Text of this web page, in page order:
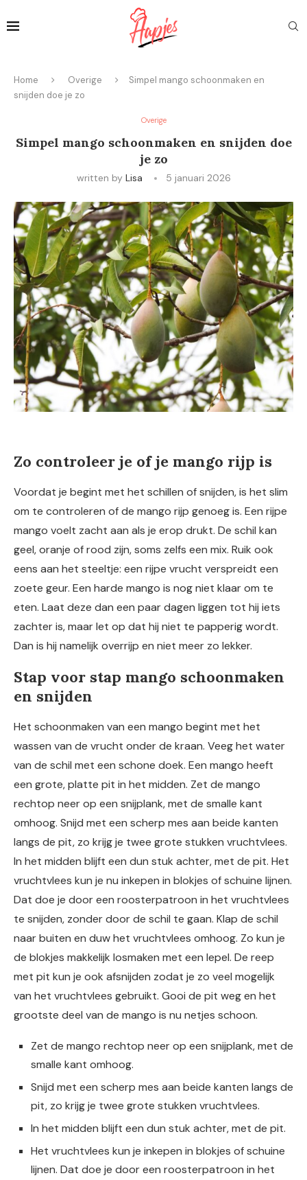
Home Overige
Simpel mango schoonmaken en
snijden doe je zo
Overige
Simpel mango schoonmaken en snijden doe
je zo
written by Lisa 5 januari 2026
Zo controleer je of je mango rijp is
Voordat je begint met het schillen of snijden, is het slim
om te controleren of de mango rijp genoeg is. Een rijpe
mango voelt zacht aan als je erop drukt. De schil kan
geel, oranje of rood zijn, soms zelfs een mix. Ruik ook
eens aan het steeltje: een rijpe vrucht verspreidt een
zoete geur. Een harde mango is nog niet klaar om te
eten. Laat deze dan een paar dagen liggen tot hij iets
zachter is, maar let op dat hij niet te papperig wordt.
Dan is hij namelijk overrijp en niet meer zo lekker.
Stap voor stap mango schoonmaken
en snijden
Het schoonmaken van een mango begint met het
wassen van de vrucht onder de kraan. Veeg het water
van de schil met een schone doek. Een mango heeft
een grote, platte pit in het midden. Zet de mango
rechtop neer op een snijplank, met de smalle kant
omhoog. Snijd met een scherp mes aan beide kanten
langs de pit, zo krijg je twee grote stukken vruchtvlees.
In het midden blijft een dun stuk achter, met de pit. Het
vruchtvlees kun je nu inkepen in blokjes of schuine lijnen.
Dat doe je door een roosterpatroon in het vruchtvlees
te snijden, zonder door de schil te gaan. Klap de schil
naar buiten en duw het vruchtvlees omhoog. Zo kun je
de blokjes makkelijk losmaken met een lepel. De reep
met pit kun je ook afsnijden zodat je zo veel mogelijk
van het vruchtvlees gebruikt. Gooi de pit weg en het
grootste deel van de mango is nu netjes schoon.
Zet de mango rechtop neer op een snijplank, met de
smalle kant omhoog.
Snijd met een scherp mes aan beide kanten langs de
pit, zo krijg je twee grote stukken vruchtvlees.
In het midden blijft een dun stuk achter, met de pit.
Het vruchtvlees kun je inkepen in blokjes of schuine
lijnen. Dat doe je door een roosterpatroon in het